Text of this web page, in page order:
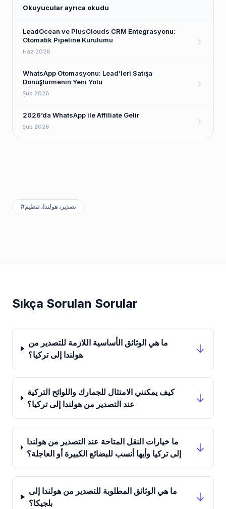
Okuyucular ayrıca okudu
LeadOcean ve PlusClouds CRM Entegrasyonu:
Otomatik Pipeline Kurulumu
Haz 2026
WhatsApp Otomasyonu: Lead’leri Satışa
Dönüştürmenin Yeni Yolu
Şub 2026
2026’da WhatsApp ile Affiliate Gelir
Şub 2026
#تصدير، هولندا، تنظيم
Sıkça Sorulan Sorular
ما هي الوثائق الأساسية اللازمة للتصدير من
هولندا إلى تركيا؟
كيف يمكنني الامتثال للجمارك واللوائح التركية
عند التصدير من هولندا إلى تركيا؟
ما خيارات النقل المتاحة عند التصدير من هولندا
إلى تركيا وأيها أنسب للبضائع الكبيرة أو العاجلة؟
ما هي الوثائق المطلوبة للتصدير من هولندا إلى
بلجيكا؟